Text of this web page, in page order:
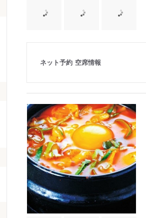
ネット予約 空席情報